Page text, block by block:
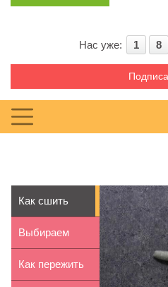
Нас уже: 1 8
Как сшить
зайчика
своими руками
Выбираем
настольную
Как пережить